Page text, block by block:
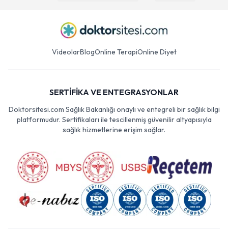
VideolarBlogOnline TerapiOnline Diyet
SERTİFİKA VE ENTEGRASYONLAR
Doktorsitesi.com Sağlık Bakanlığı onaylı ve entegreli bir sağlık bilgi
platformudur. Sertifikaları ile tescillenmiş güvenilir altyapısıyla
sağlık hizmetlerine erişim sağlar.